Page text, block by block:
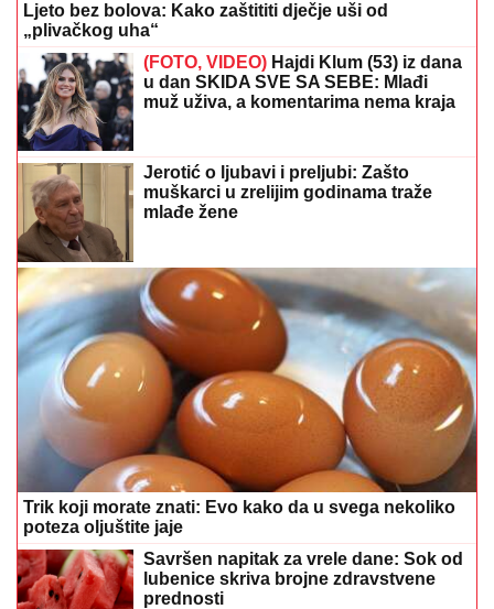
Ljeto bez bolova: Kako zaštititi dječje uši od
„plivačkog uha“
(FOTO, VIDEO) Hajdi Klum (53) iz dana
u dan SKIDA SVE SA SEBE: Mlađi
muž uživa, a komentarima nema kraja
Jerotić o ljubavi i preljubi: Zašto
muškarci u zrelijim godinama traže
mlađe žene
Trik koji morate znati: Evo kako da u svega nekoliko
poteza oljuštite jaje
Savršen napitak za vrele dane: Sok od
lubenice skriva brojne zdravstvene
prednosti